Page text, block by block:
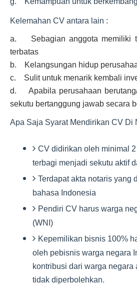
Kelemahan CV antara lain :
a. Sebagian anggota memiliki
terbatas
b. Kelangsungan hidup
c. Sulit untuk menarik kembali
d. Apabila perusahaan
sekutu bertanggung jawab secara
Apa Saja Syarat Mendirikan CV Di
CV didirikan oleh minimal
terbagi menjadi sekutu aktif
Terdapat akta notaris yang
bahasa Indonesia
Pendiri CV harus warga
(WNI)
Kepemilikan bisnis 100%
oleh pebisnis warga negara
kontribusi dari warga negara
tidak diperbolehkan.